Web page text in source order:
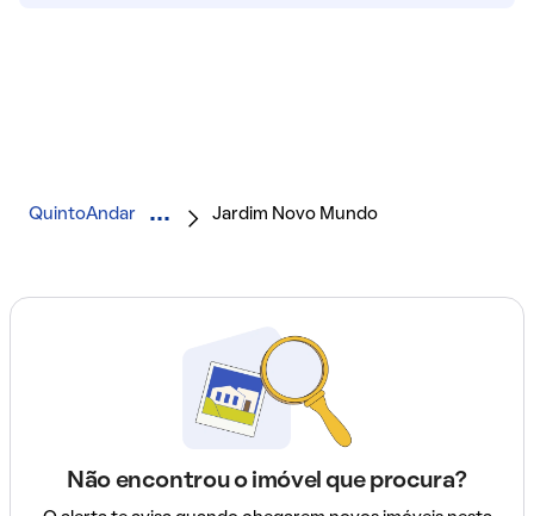
QuintoAndar Jardim Novo Mundo
Não encontrou o imóvel que procura?